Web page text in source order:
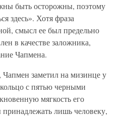
быть осторожны, поэтому
здесь». Хотя фраза
смысл ее был предельно
в качестве заложника,
Чапмена.
заметил на мизинце у
с пятью черными
мягкость его
лишь человеку,